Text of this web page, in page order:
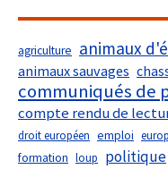
agriculture animaux
animaux sauvages
communiqués de
compte rendu de
droit européen emploi
formation loup politique